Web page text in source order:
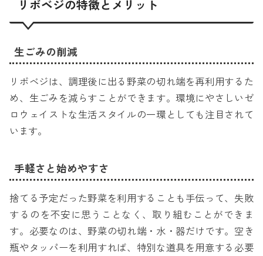
リボベジの特徴とメリット
生ごみの削減
リボベジは、調理後に出る野菜の切れ端を再利用するた
め、生ごみを減らすことができます。環境にやさしいゼ
ロウェイストな生活スタイルの一環としても注目されて
います。
手軽さと始めやすさ
捨てる予定だった野菜を利用することも手伝って、失敗
するのを不安に思うことなく、取り組むことができま
す。必要なのは、野菜の切れ端・水・器だけです。空き
瓶やタッパーを利用すれば、特別な道具を用意する必要